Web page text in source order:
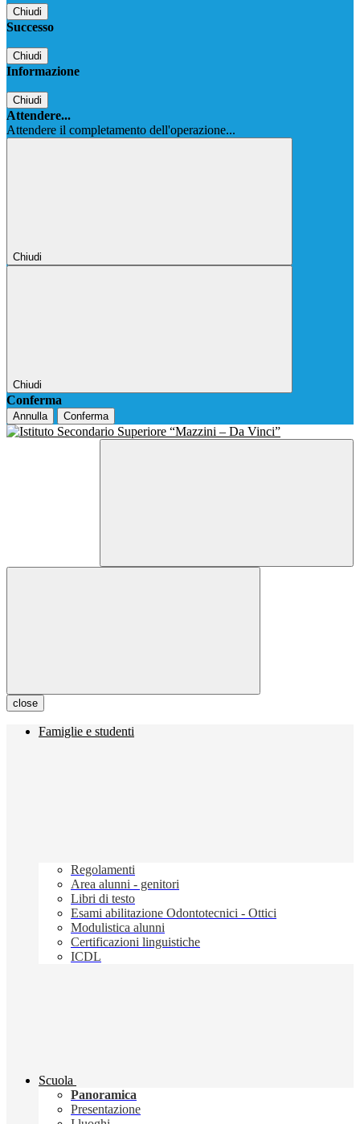
Chiudi
Successo
Chiudi
Informazione
Chiudi
Attendere...
Attendere il completamento dell'operazione...
Chiudi
Chiudi
Conferma
Annulla Conferma
close
Famiglie e studenti
Regolamenti
Area alunni - genitori
Libri di testo
Esami abilitazione Odontotecnici - Ottici
Modulistica alunni
Certificazioni linguistiche
ICDL
Scuola
Panoramica
Presentazione